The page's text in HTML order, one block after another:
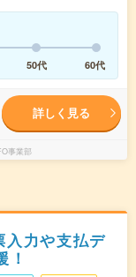
50代 60代
詳しく見る
事業部
入力や支払デ